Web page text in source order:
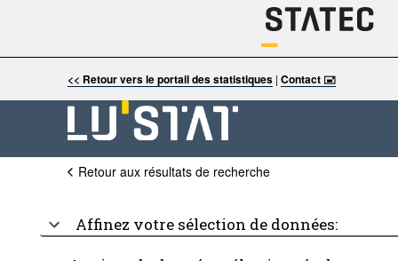
<< Retour vers le portail des statistiques| Contact 🖃
Retour aux résultats de recherche
Affinez votre sélection de données: